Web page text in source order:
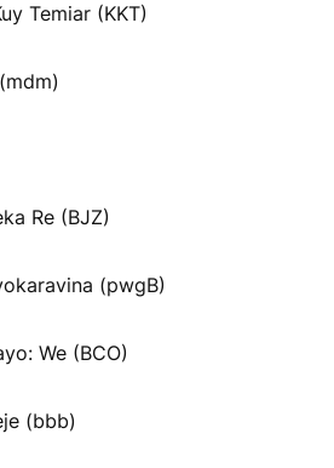
Temiar (KKT)
Re (BJZ)
(pwgB)
We (BCO)
(bbb)